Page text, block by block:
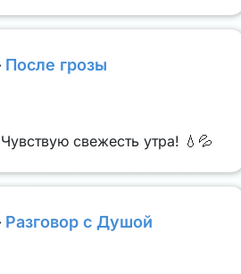
После грозы
свежесть утра! 💧💦
Разговор с Душой